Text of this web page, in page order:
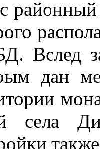
районный
Вслед
дан
села